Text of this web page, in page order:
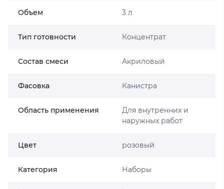
Объем 3 л
Тип готовности Концентрат
Состав смеси Акриловый
Фасовка Канистра
Область применения
Для внутренних и
наружных работ
Цвет розовый
Категория Наборы